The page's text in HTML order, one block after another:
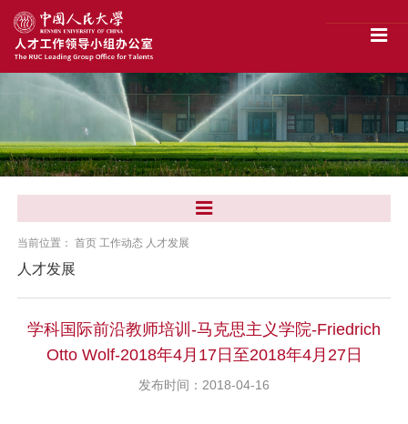
当前位置：首页 工作动态 人才发展
人才发展
学科国际前沿教师培训-马克思主义学院-Friedrich
Otto Wolf-2018年4月17日至2018年4月27日
发布时间：2018-04-16